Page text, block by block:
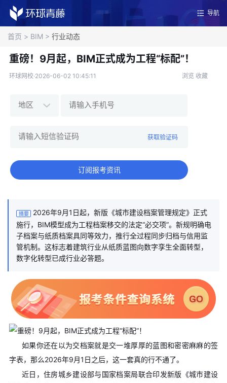
导航
首页 > BIM > 行业动态
重磅！9月起，BIM正式成为工程“标配”！
环球网校·2026-06-02 10:45:11 浏览 收藏
获取验证码
订阅报考资讯
摘要
2026年9月1日起，新版《城市建设档案管理规定》正式
施行，BIM模型成为工程档案移交的法定“必交项”。新规明确电
子档案与纸质档案具同等效力，推行全过程同步归档与信用监
管机制。这标志着建筑行业从纸质蓝图向数字孪生全面转型，
数字化转型已成行业必答题。
如果你还在以为交档案就是交一堆厚厚的蓝图和密密麻麻的签
字表，那么2026年9月1日之后，这一套真的行不通了。
近日，住房城乡建设部与国家档案局联合印发新版《城市建设